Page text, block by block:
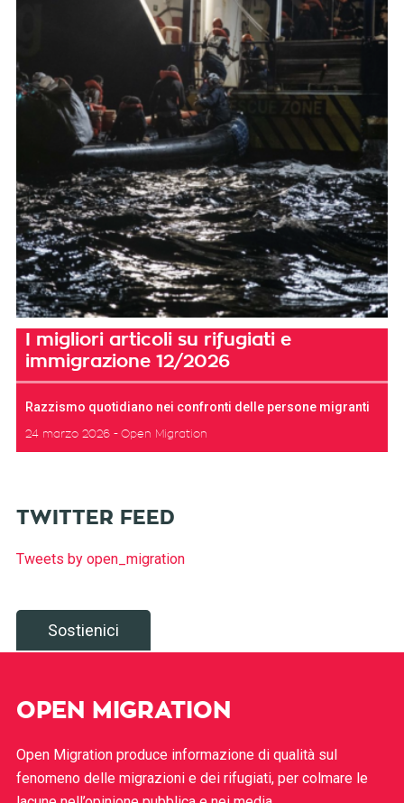
I migliori articoli su rifugiati e
immigrazione 12/2026
Razzismo quotidiano nei confronti delle persone migranti
24 marzo 2026 Open Migration
TWITTER FEED
Tweets by open_migration
Sostienici
OPEN MIGRATION
Open Migration produce informazione di qualità sul
fenomeno delle migrazioni e dei rifugiati, per colmare le